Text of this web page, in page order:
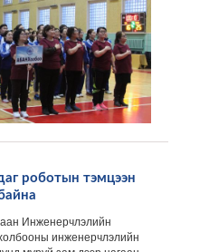
роботын тэмцээн
Инженерчлэлийн
инженерчлэлийн